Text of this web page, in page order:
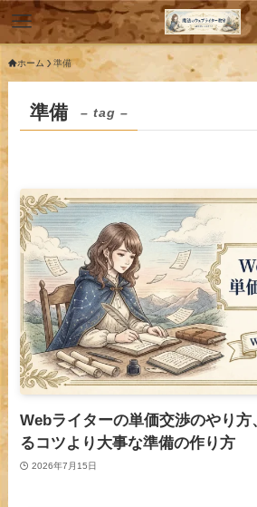
ホーム 準備
準備 – tag –
Webライターの単価交渉のやり
るコツより大事な準備の作り方
2026年7月15日